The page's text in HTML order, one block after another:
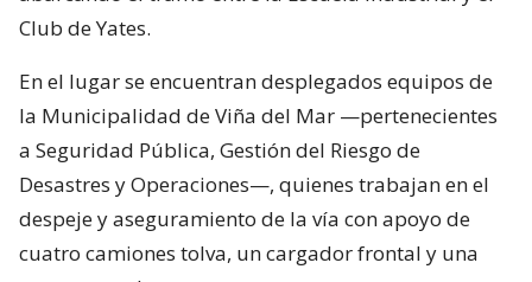
Club de Yates.
En el lugar se encuentran desplegados equipos de
la Municipalidad de Viña del Mar —pertenecientes
a Seguridad Pública, Gestión del Riesgo de
Desastres y Operaciones—, quienes trabajan en el
despeje y aseguramiento de la vía con apoyo de
cuatro camiones tolva, un cargador frontal y una